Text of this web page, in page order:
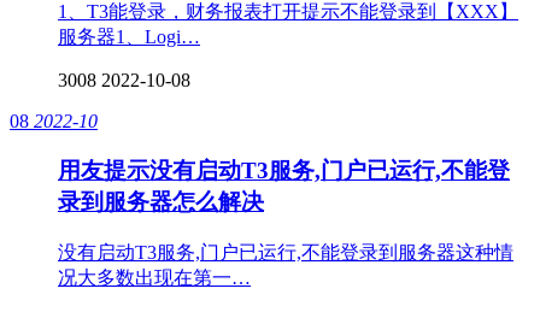
1、T3能登录，财务报表打开提示不能登录到【XXX】
服务器1、Logi…
3008 2022-10-08
08 2022-10
用友提示没有启动T3服务,门户已运行,不能登
录到服务器怎么解决
没有启动T3服务,门户已运行,不能登录到服务器这种情
况大多数出现在第一…